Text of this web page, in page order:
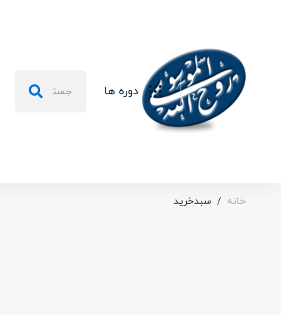
دوره ها
خانه سبدخرید